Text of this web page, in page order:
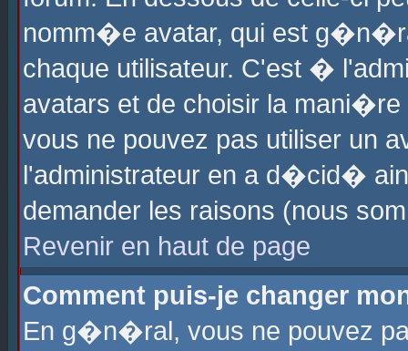
nomm�e avatar, qui est
chaque utilisateur. C'est �
avatars et de choisir la
vous ne pouvez pas utiliser un
l'administrateur en a d�cid�
demander les raisons (nous
Revenir en haut de page
Comment puis-je changer
En g�n�ral, vous ne pouvez